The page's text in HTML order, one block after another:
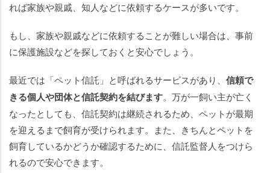
れば家族や親戚、知人などに依頼するケースが多いです。
もし、家族や親戚などに依頼することが難しい場合は、事前
に保護施設などを探しておくと安心でしょう。
最近では「ペット信託」と呼ばれるサービスがあり、 信頼で
きる個人や団体と信託契約を結びます。万が一飼い主が亡く
なったとしても、信託契約は継続されるため、ペットが最期
を迎えるまで飼育が受けられます。また、きちんとペットを
飼育しているかどうか確認するために、信託監督人をつけら
れるので安心できます。